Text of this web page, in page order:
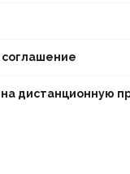
соглашение
дистанционную